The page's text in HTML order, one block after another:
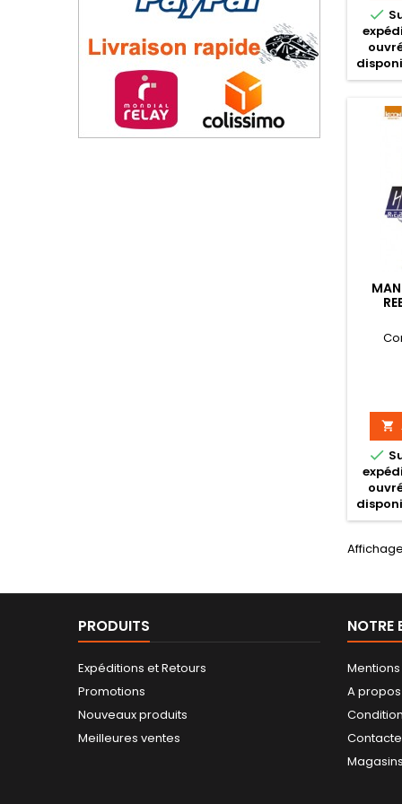



PRODUITS
Expéditions et Retours
Promotions
Nouveaux produits
Meilleures ventes
NOTRE
A propos
Magasins